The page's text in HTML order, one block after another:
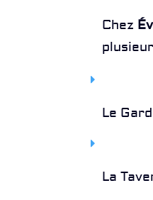
Chez
Le
La